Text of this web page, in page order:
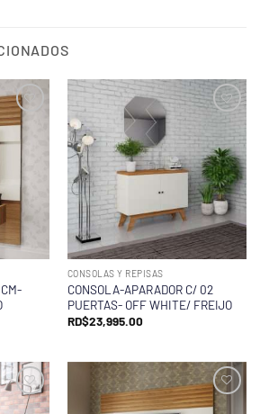
CONSOLAS Y REPISAS
CONSOLA-APARADOR C/ 02
PUERTAS- OFF WHITE/ FREIJO
RD$23,995.00